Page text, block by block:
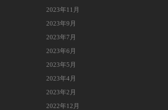
2023年11月
2023年9月
2023年7月
2023年6月
2023年5月
2023年4月
2023年2月
2022年12月